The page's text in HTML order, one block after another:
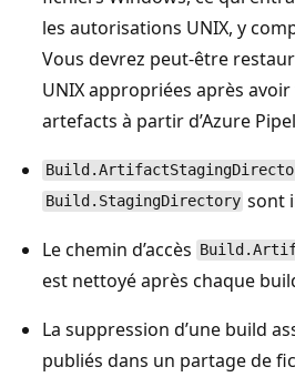
les autorisations UNIX, y
Vous devrez peut-être
UNIX appropriées après
artefacts à partir d’Azure
Build.StagingDirectory sont
Le chemin d’accès
est nettoyé après chaque
La suppression d’une build
publiés dans un partage de